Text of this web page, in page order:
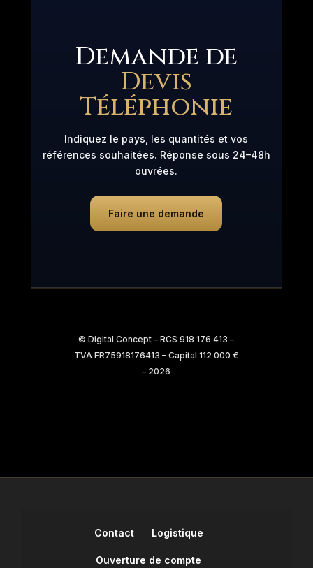
Demande de
Devis
Téléphonie
Indiquez le pays, les quantités et vos
références souhaitées. Réponse sous 24–48h
ouvrées.
Faire une demande
© Digital Concept – RCS 918 176 413 –
TVA FR75918176413 – Capital 112 000 €
– 2026
Contact Logistique
Ouverture de compte